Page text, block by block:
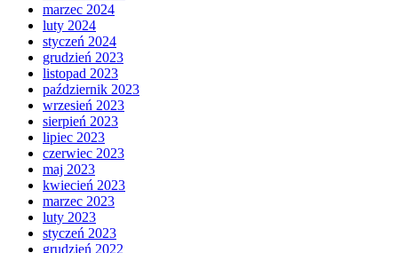
marzec 2024
luty 2024
styczeń 2024
grudzień 2023
listopad 2023
październik 2023
wrzesień 2023
sierpień 2023
lipiec 2023
czerwiec 2023
maj 2023
kwiecień 2023
marzec 2023
luty 2023
styczeń 2023
grudzień 2022